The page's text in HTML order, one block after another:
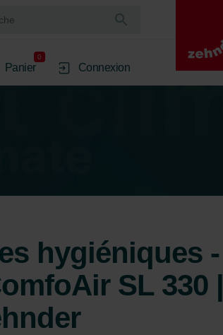
Panier
0
Connexion
hygiéniques -
SL 330 |